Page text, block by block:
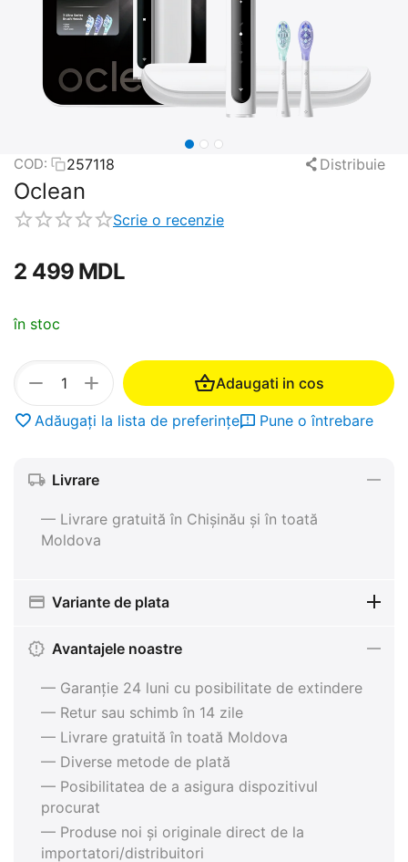
COD: 257118 Distribuie
Oclean
Scrie o recenzie
2 499 MDL
în stoc
+
− Adaugati in cos
Adăugați la lista de preferințe Pune o întrebare
Livrare
— Livrare gratuită în Chișinău și în toată
Moldova
Variante de plata
Avantajele noastre
— Garanție 24 luni cu posibilitate de extindere
— Retur sau schimb în 14 zile
— Livrare gratuită în toată Moldova
— Diverse metode de plată
— Posibilitatea de a asigura dispozitivul
procurat
— Produse noi și originale direct de la
importatori/distribuitori